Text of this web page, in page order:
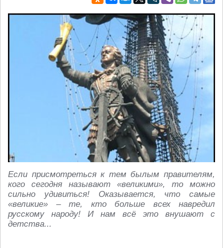
Если присмотреться к тем былым правителям,
кого сегодня называют «великими», то можно
сильно удивиться! Оказывается, что самые
«великие» – те, кто больше всех навредил
русскому народу! И нам всё это внушают с
детства...